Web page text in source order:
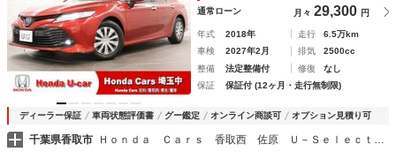
通常ローン 月々 29,300 円
年式 2018年 走行
6.5万km
車検
2027年2月 排気
2500cc
整備
法定整備付 修復
なし
保証
保証付 (12ヶ月・走行無制限)
ディーラー保証 車両状態評価書 グー鑑定 オンライン商談可 オプション見積り可
千葉県香取市 Ｈｏｎｄａ Ｃａｒｓ 香取西 佐原 Ｕ－Ｓｅｌｅｃｔコーナー店